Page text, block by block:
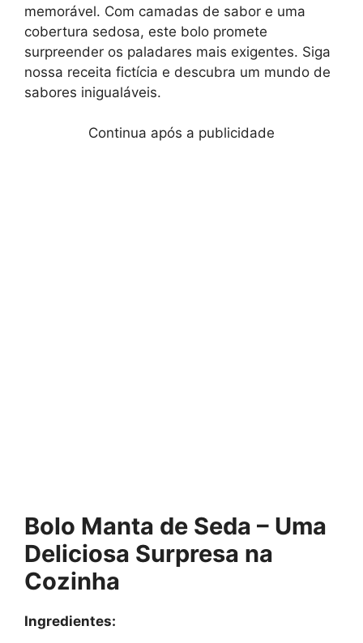
memorável. Com camadas de sabor e uma
cobertura sedosa, este bolo promete
surpreender os paladares mais exigentes. Siga
nossa receita fictícia e descubra um mundo de
sabores inigualáveis.
Continua após a publicidade
Bolo Manta de Seda – Uma
Deliciosa Surpresa na
Cozinha
Ingredientes: